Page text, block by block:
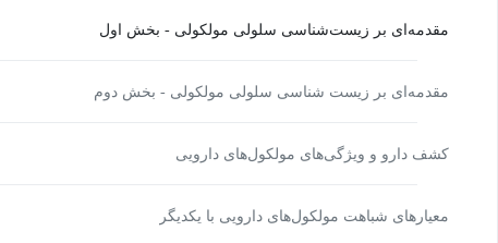
مقدمه‌ای بر زیست‌شناسی سلولی مولکولی - بخش اول
مقدمه‌ای بر زیست شناسی سلولی مولکولی - بخش دوم
کشف دارو و ویژگی‌های مولکول‌های دارویی
معیارهای شباهت مولکول‌های دارویی با یکدیگر